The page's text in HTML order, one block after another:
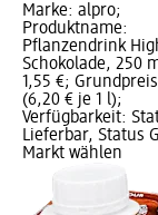
Marke: alpro;
Produktname:
Pflanzendrink
Schokolade, 250
1,55 €;
(6,20 € je 1 l);
Verfügbarkeit:
Lieferbar, Status
Markt wählen